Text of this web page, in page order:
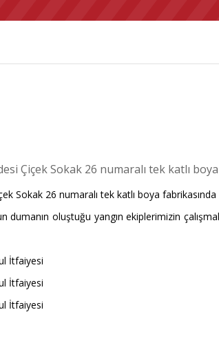
Çiçek Sokak 26 numaralı tek katlı
Sokak 26 numaralı tek katlı boya
oluştuğu yangın ekiplerimizin